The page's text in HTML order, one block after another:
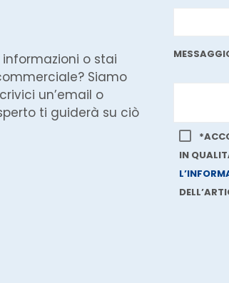
o stai
Siamo
un’email o
ti guiderà su ciò
IN